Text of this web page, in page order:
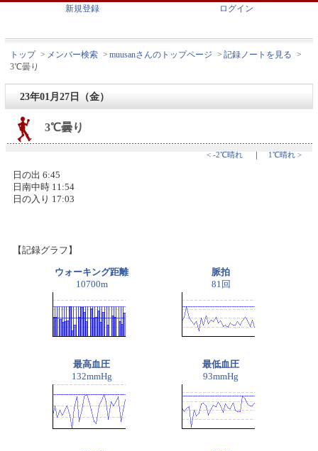
新規登録 ログイン
トップ > メンバー検索 > muusanさんのトップページ > 記録ノートを見る >
3℃曇り
23年01月27日（金）
3℃曇り
< -2℃晴れ ｜ 1℃晴れ >
日の出 6:45
日南中時 11:54
日の入り 17:03
【記録グラフ】
ウォーキング距離
10700m
脈拍
81回
最高血圧
132mmHg
最低血圧
93mmHg